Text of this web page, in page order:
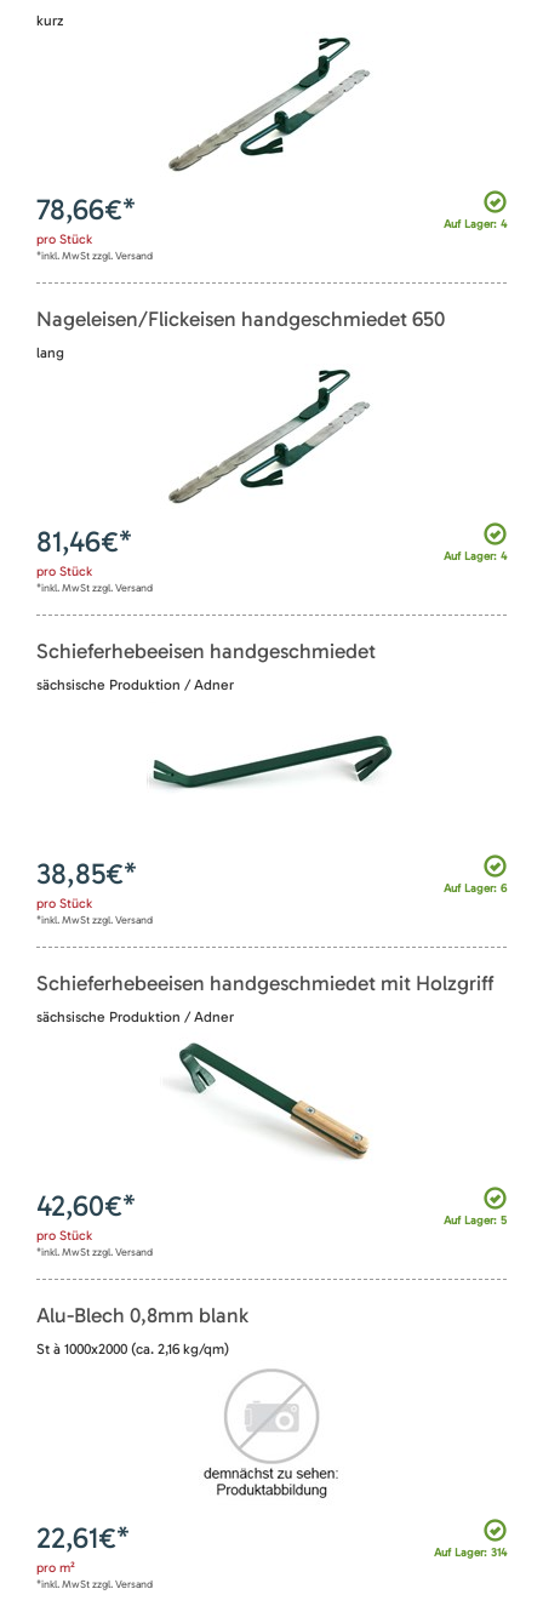
kurz
Auf Lager: 4
78,66€*
pro Stück
*inkl. MwSt zzgl. Versand
Nageleisen/Flickeisen handgeschmiedet 650
lang
Auf Lager: 4
81,46€*
pro Stück
*inkl. MwSt zzgl. Versand
Schieferhebeeisen handgeschmiedet
sächsische Produktion / Adner
Auf Lager: 6
38,85€*
pro Stück
*inkl. MwSt zzgl. Versand
Schieferhebeeisen handgeschmiedet mit Holzgriff
sächsische Produktion / Adner
Auf Lager: 5
42,60€*
pro Stück
*inkl. MwSt zzgl. Versand
Alu-Blech 0,8mm blank
St à 1000x2000 (ca. 2,16 kg/qm)
Auf Lager: 314
22,61€*
pro m²
*inkl. MwSt zzgl. Versand